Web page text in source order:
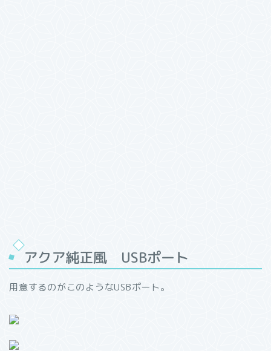
アクア純正風 USBポート
用意するのがこのようなUSBポート。